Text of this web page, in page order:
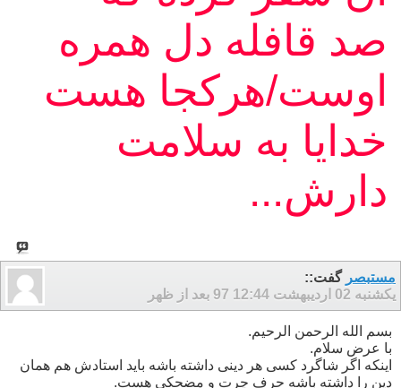
صد قافله دل همره
اوست/هرکجا هست
خدایا به سلامت
دارش...
مستبصر گفت::
یکشنبه 02 اردیبهشت 97
12:44 بعد از ظهر
بسم الله الرحمن الرحیم.
با عرض سلام.
اینکه اگر شاگرد کسی هر دینی داشته باشه باید استادش هم همان
دین را داشته باشه حرف چرت و مضحکی هست.